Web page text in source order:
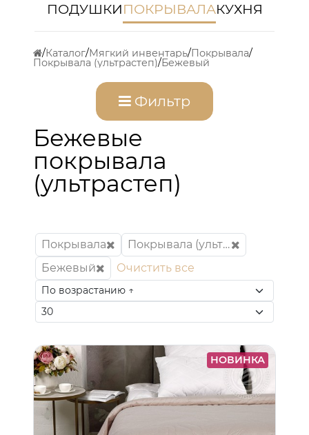
ПОДУШКИПОКРЫВАЛАКУХНЯ
Каталог Мягкий инвентарь Покрывала
Покрывала (ультрастеп) Бежевый
Фильтр
Бежевые
покрывала
(ультрастеп)
Покрывала
Покрывала (ультрастеп)
Бежевый
Очистить все
НОВИНКА